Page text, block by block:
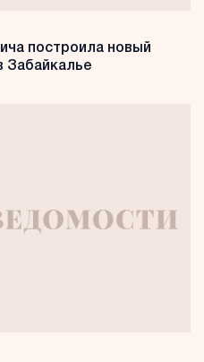
построила новый
Забайкалье